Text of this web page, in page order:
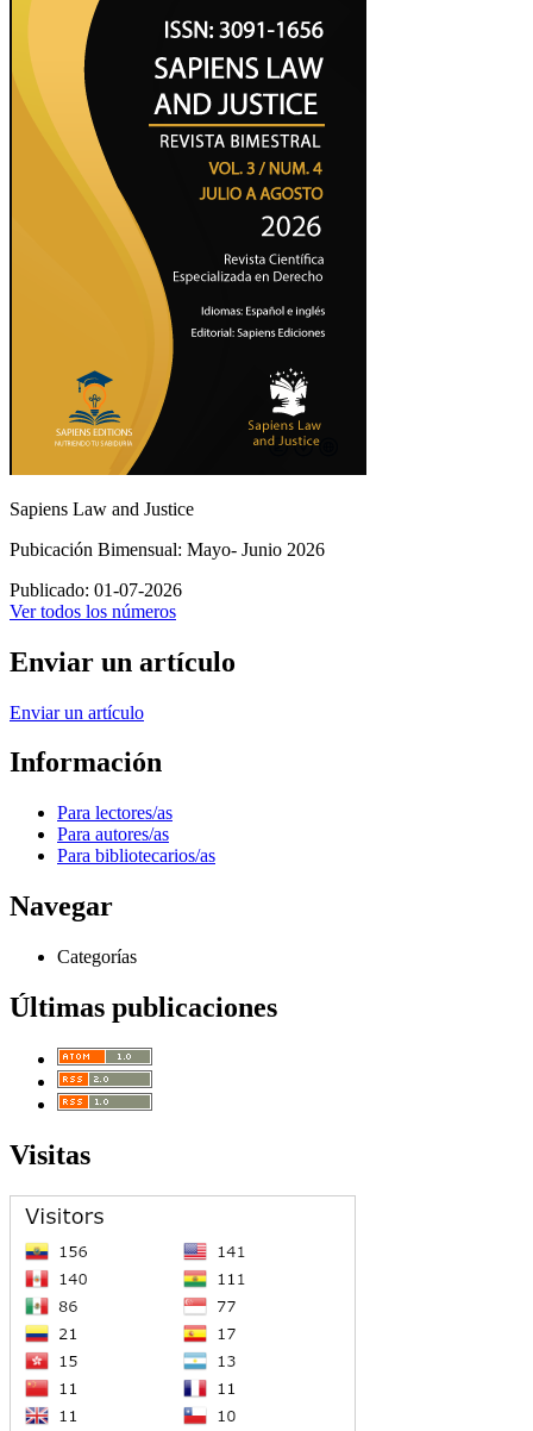
Sapiens Law and Justice
Pubicación Bimensual: Mayo- Junio 2026
Publicado: 01-07-2026
Ver todos los números
Enviar un artículo
Enviar un artículo
Información
Para lectores/as
Para autores/as
Para bibliotecarios/as
Navegar
Categorías
Últimas publicaciones
Visitas